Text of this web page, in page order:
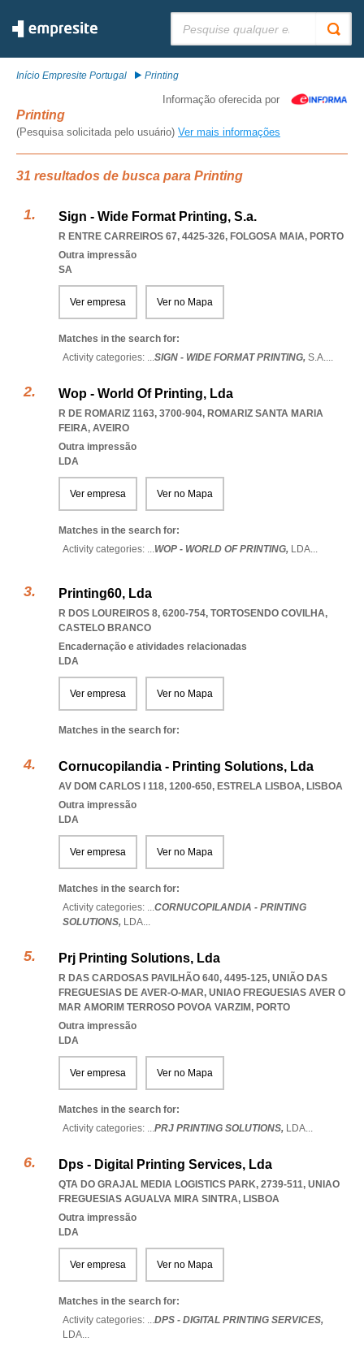
Início Empresite Portugal Printing
Informação oferecida por
Printing
(Pesquisa solicitada pelo usuário) Ver mais informações
31 resultados de busca para Printing
Sign - Wide Format Printing, S.a.
R ENTRE CARREIROS 67, 4425-326, FOLGOSA MAIA, PORTO
Outra impressão
SA
Ver empresa Ver no Mapa
Matches in the search for:
Activity categories: ...SIGN - WIDE FORMAT PRINTING, S.A....
Wop - World Of Printing, Lda
R DE ROMARIZ 1163, 3700-904, ROMARIZ SANTA MARIA
FEIRA, AVEIRO
Outra impressão
LDA
Ver empresa Ver no Mapa
Matches in the search for:
Activity categories: ...WOP - WORLD OF PRINTING, LDA...
Printing60, Lda
R DOS LOUREIROS 8, 6200-754, TORTOSENDO COVILHA,
CASTELO BRANCO
Encadernação e atividades relacionadas
LDA
Ver empresa Ver no Mapa
Matches in the search for:
Cornucopilandia - Printing Solutions, Lda
AV DOM CARLOS I 118, 1200-650, ESTRELA LISBOA, LISBOA
Outra impressão
LDA
Ver empresa Ver no Mapa
Matches in the search for:
Activity categories: ...CORNUCOPILANDIA - PRINTING
SOLUTIONS, LDA...
Prj Printing Solutions, Lda
R DAS CARDOSAS PAVILHÃO 640, 4495-125, UNIÃO DAS
FREGUESIAS DE AVER-O-MAR, UNIAO FREGUESIAS AVER O
MAR AMORIM TERROSO POVOA VARZIM, PORTO
Outra impressão
LDA
Ver empresa Ver no Mapa
Matches in the search for:
Activity categories: ...PRJ PRINTING SOLUTIONS, LDA...
Dps - Digital Printing Services, Lda
QTA DO GRAJAL MEDIA LOGISTICS PARK, 2739-511, UNIAO
FREGUESIAS AGUALVA MIRA SINTRA, LISBOA
Outra impressão
LDA
Ver empresa Ver no Mapa
Matches in the search for:
Activity categories: ...DPS - DIGITAL PRINTING SERVICES,
LDA...